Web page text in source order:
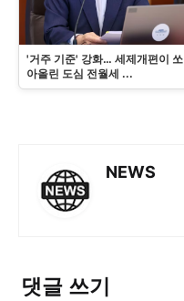
'거주 기준' 강화… 세제개편이 쏘
아올린 도심 전월세 ...
NEWS
댓글 쓰기